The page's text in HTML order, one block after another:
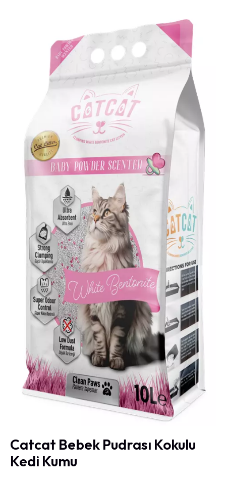
Catcat Bebek Pudrası Kokulu
Kedi Kumu